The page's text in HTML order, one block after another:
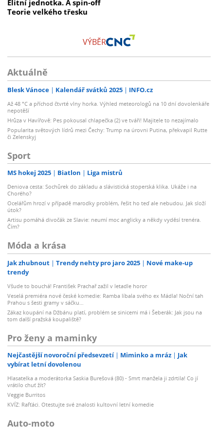
Elitní jednotka. A spin-off
Teorie velkého třesku
VÝBĚR
Aktuálně
Blesk Vánoce Kalendář svátků 2025 INFO.cz
Až 48 °C a příchod čtvrté vlny horka. Výhled meteorologů na 10 dní dovolenkáře
nepotěší
Hrůza v Havířově: Pes pokousal chlapečka (2) ve tváři! Majitele to nezajímalo
Popularita světových lídrů mezi Čechy: Trump na úrovni Putina, překvapil Rutte
či Zelenskyj
Sport
MS hokej 2025 Biatlon Liga mistrů
Deniova cesta: Sochůrek do základu a slávistická stoperská klika. Ukáže i na
Chorého?
Ocelářům hrozí v případě marodky problém, řešit ho teď ale nebudou. Jak složí
útok?
Artisu pomáhá divočák ze Slavie: neumí moc anglicky a někdy vyděsí trenéra.
Čím?
Móda a krása
Jak zhubnout Trendy nehty pro jaro 2025
Nové make-up
trendy
Všude to bouchá! František Prachař zažil v letadle horor
Veselá premiéra nové české komedie: Ramba líbala svého ex Mádla! Noční tah
Prahou s šesti gramy v sáčku…
Zákaz koupání na Džbánu platí, problém se sinicemi má i Šeberák: Jak jsou na
tom další pražská koupaliště?
Pro ženy a maminky
Nejčastější novoroční předsevzetí Miminko a mráz
Jak
vybírat letní dovolenou
Hlasatelka a moderátorka Saskia Burešová (80) - Smrt manžela ji zdrtila! Co jí
vrátilo chuť žít?
Veggie Burritos
KVÍZ: Rafťáci. Otestujte své znalosti kultovní letní komedie
Auto-moto